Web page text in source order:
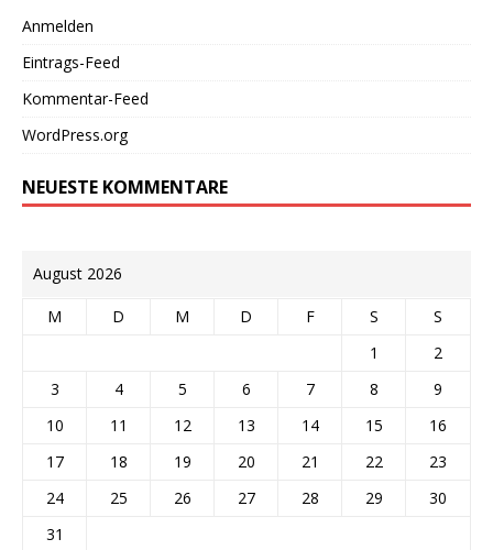
Anmelden
Eintrags-Feed
Kommentar-Feed
WordPress.org
NEUESTE KOMMENTARE
August 2026
M D M D F S
S
1
2
3
4 5 6 7 8
9
10
11 12 13 14 15
16
17
18 19 20 21 22
23
24
25 26 27 28 29
30
31